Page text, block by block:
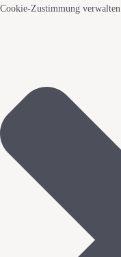
Cookie-Zustimmung verwalten